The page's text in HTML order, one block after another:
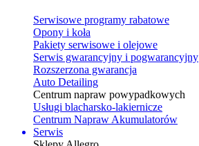
Serwisowe programy rabatowe
Opony i koła
Pakiety serwisowe i olejowe
Serwis gwarancyjny i pogwarancyjny
Rozszerzona gwarancja
Auto Detailing
Centrum napraw powypadkowych
Usługi blacharsko-lakiernicze
Centrum Napraw Akumulatorów
Serwis